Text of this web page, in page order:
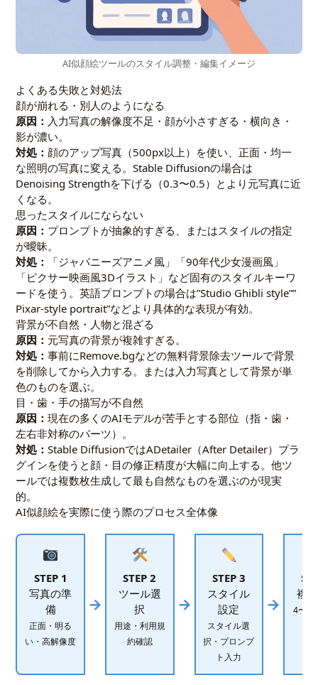
AI似顔絵ツールのスタイル調整・編集イメージ
よくある失敗と対処法
顔が崩れる・別人のようになる
原因： 入力写真の解像度不足・顔が小さすぎる・横向き・
影が濃い。
対処： 顔のアップ写真（500px以上）を使い、正面・均一
な照明の写真に変える。Stable Diffusionの場合は
Denoising Strengthを下げる（0.3〜0.5）とより元写真に近
くなる。
思ったスタイルにならない
原因： プロンプトが抽象的すぎる、またはスタイルの指定
が曖昧。
対処：
「ジャパニーズアニメ風」「90年代少女漫画風」
「ピクサー映画風3Dイラスト」など固有のスタイルキーワ
ードを使う。英語プロンプトの場合は”Studio Ghibli style””
Pixar-style portrait”などより具体的な表現が有効。
背景が不自然・人物と混ざる
原因： 元写真の背景が複雑すぎる。
対処：事前にRemove.bgなどの無料背景除去ツールで背景
を削除してから入力する。または入力写真として背景が単
色のものを選ぶ。
目・歯・手の描写が不自然
原因：現在の多くのAIモデルが苦手とする部位（指・歯・
左右非対称のパーツ）。
対処：Stable DiffusionではADetailer（After Detailer）プラ
グインを使うと顔・目の修正精度が大幅に向上する。他ツ
ールでは複数枚生成して最も自然なものを選ぶのが現実
的。
AI似顔絵を実際に使う際のプロセス全体像
STEP 1
写真の準
備
正面・明る
い・高解像度
→
STEP 2
ツール選
択
用途・利用規
約確認
→
STEP 3
スタイル
設定
スタイル選
択・プロンプ
ト入力
→
複
4〜